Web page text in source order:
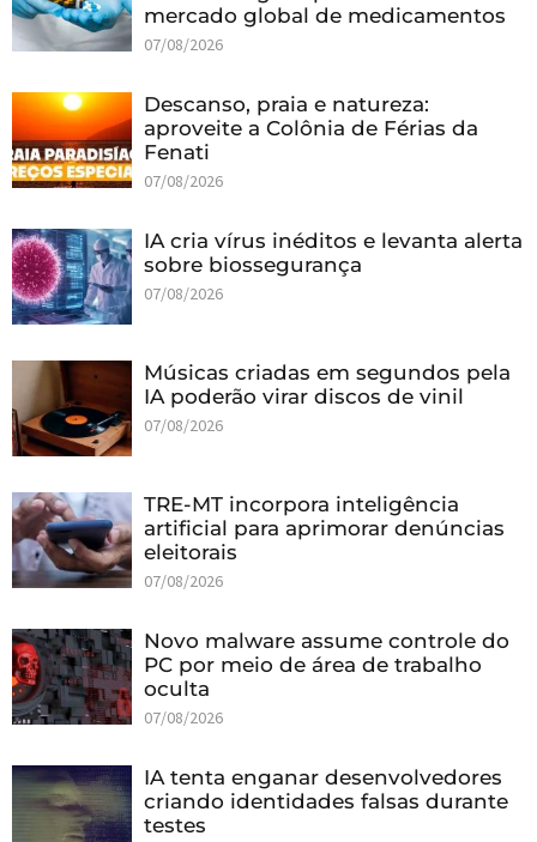
mercado global de medicamentos
07/08/2026
Descanso, praia e natureza:
aproveite a Colônia de Férias da
Fenati
07/08/2026
IA cria vírus inéditos e levanta alerta
sobre biossegurança
07/08/2026
Músicas criadas em segundos pela
IA poderão virar discos de vinil
07/08/2026
TRE-MT incorpora inteligência
artificial para aprimorar denúncias
eleitorais
07/08/2026
Novo malware assume controle do
PC por meio de área de trabalho
oculta
07/08/2026
IA tenta enganar desenvolvedores
criando identidades falsas durante
testes